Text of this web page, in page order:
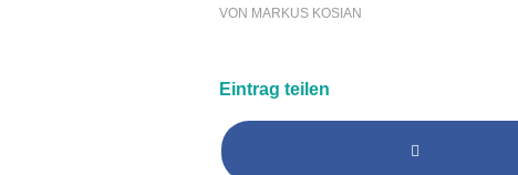
VON MARKUS KOSIAN
Eintrag teilen